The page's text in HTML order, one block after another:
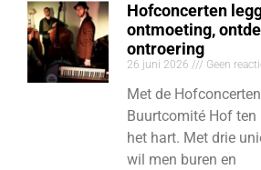
Hofconcerten
ontmoeting,
ontroering
26 juni 2026 Geen
Met de
Buurtcomité Hof
het hart. Met drie
wil men buren en